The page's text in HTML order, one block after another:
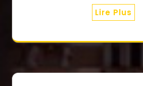
Lire Plus